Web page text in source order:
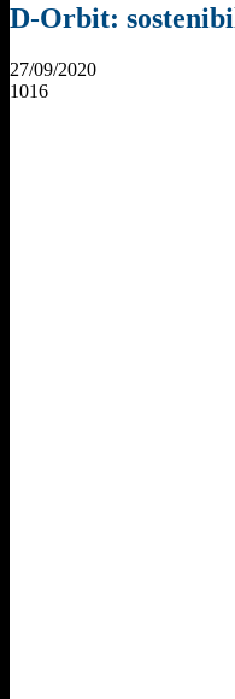
D-Orbit:
27/09/2020
1016